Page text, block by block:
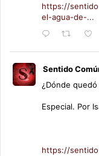
https://
el-agua-de-...
Sentido
¿Dónde
Especial. Por
https://